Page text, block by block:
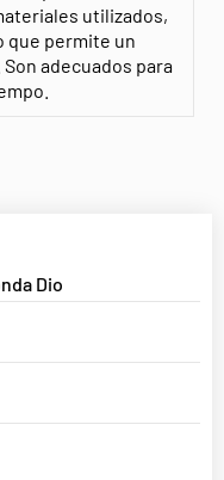
utilizados,
que permite un
adecuados para
Dio